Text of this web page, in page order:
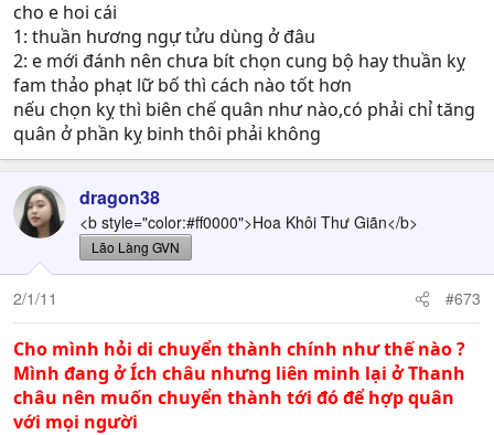
cho e hoi cái
1: thuần hương ngự tửu dùng ở đâu
2: e mới đánh nên chưa bít chọn cung bộ hay thuần kỵ
fam thảo phạt lữ bố thì cách nào tốt hơn
nếu chọn kỵ thì biên chế quân như nào,có phải chỉ tăng
quân ở phần kỵ binh thôi phải không
dragon38
<b style="color:#ff0000">Hoa Khôi Thư Giãn</b>
Lão Làng GVN
2/1/11 #673
Cho mình hỏi di chuyển thành chính như thế nào ?
Mình đang ở Ích châu nhưng liên minh lại ở Thanh
châu nên muốn chuyển thành tới đó để hợp quân
với mọi người